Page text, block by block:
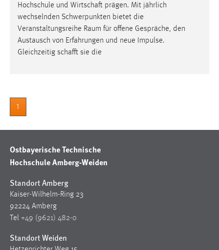
Hochschule und Wirtschaft prägen. Mit jährlich
wechselnden Schwerpunkten bietet die
Veranstaltungsreihe Raum für offene Gespräche, den
Austausch von Erfahrungen und neue Impulse.
Gleichzeitig schafft sie die
1
Ostbayerische Technische
Hochschule Amberg-Weiden
Standort Amberg
Kaiser-Wilhelm-Ring 23
92224 Amberg
Tel +49 (9621) 482-0
Standort Weiden
Das Cookie speichert die gewählte Sprache der Website.
Cookie Laufzeit:
Wird benötigt um die Chatfunktion nutzen zu können.
Cookie Laufzeit:
MibewSessionID, mibew-chat-frame-style-
Jahre, MIBEW_UserID = 1 Jahr
Login
fe_user, be_user, be_lastLoginProvider